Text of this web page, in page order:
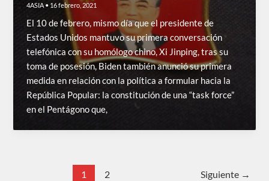
4ASIA • 16 febrero, 2021
El 10 de febrero, mismo día que el presidente de
Estados Unidos mantuvo su primera conversación
telefónica con su homólogo chino, Xi Jinping, tras su
toma de posesión, Biden también anunció su primera
medida en relación con la política a formular hacia la
República Popular: la constitución de una “task force”
en el Pentágono que,
1 2 Siguiente →